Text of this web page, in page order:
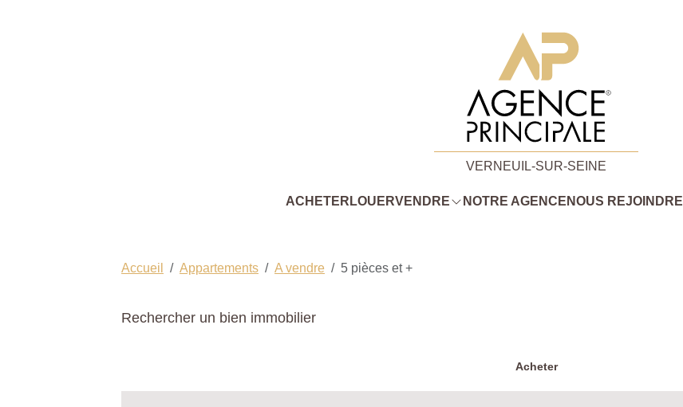
VERNEUIL-SUR-SEINE
ACHETER LOUERVENDRE NOTRE AGENCE NOUS REJOINDRE
Accueil Appartements A vendre 5 pièces et +
Rechercher un bien immobilier
Acheter